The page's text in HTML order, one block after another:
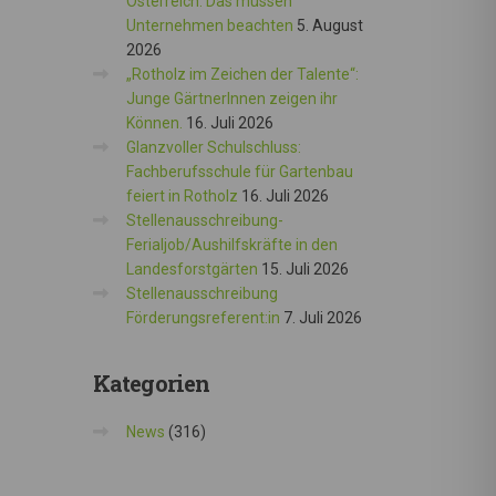
Unternehmen beachten 5. August
2026
„Rotholz im Zeichen der Talente“:
Junge GärtnerInnen zeigen ihr
Können. 16. Juli 2026
Glanzvoller Schulschluss:
Fachberufsschule für Gartenbau
feiert in Rotholz 16. Juli 2026
Stellenausschreibung-
Ferialjob/Aushilfskräfte in den
Landesforstgärten 15. Juli 2026
Stellenausschreibung
Förderungsreferent:in 7. Juli 2026
Kategorien
News (316)